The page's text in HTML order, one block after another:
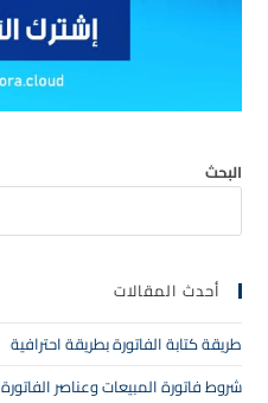
البحث
أحدث المقالات
طريقة كتابة الفاتورة بطريقة احترافية
شروط فاتورة المبيعات وعناصر الفاتورة